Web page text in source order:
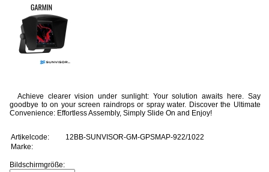
Achieve clearer vision under sunlight: Your solution awaits here. Say
goodbye to on your screen raindrops or spray water. Discover the Ultimate
Convenience: Effortless Assembly, Simply Slide On and Enjoy!
Artikelcode:
12BB-SUNVISOR-GM-GPSMAP-922/1022
Marke:
Bildschirmgröße: